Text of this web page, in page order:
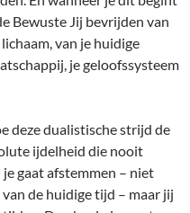
Bewuste Jij bevrijden van
van je huidige
je geloofssysteem
deze dualistische strijd de
ijdelheid die nooit
gaat afstemmen – niet
de huidige tijd – maar jij